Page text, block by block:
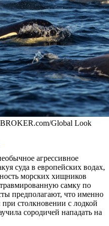
Global Look
агрессивное
суда в европейских водах,
морских хищников
самку по
предполагают, что именно
столкновении с лодкой
сородичей нападать на